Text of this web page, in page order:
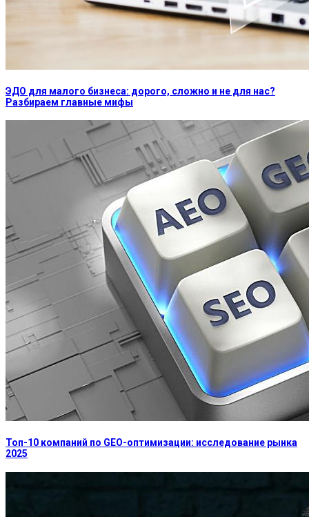
ЭДО для малого бизнеса: дорого, сложно и не для нас?
Разбираем главные мифы
Топ-10 компаний по GEO-оптимизации: исследование рынка
2025